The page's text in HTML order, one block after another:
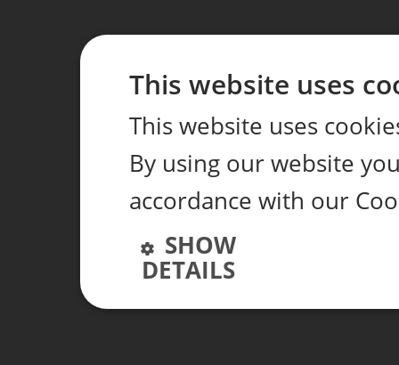
This website uses
This website uses
By using our website
accordance with our
SHOW
DETAILS